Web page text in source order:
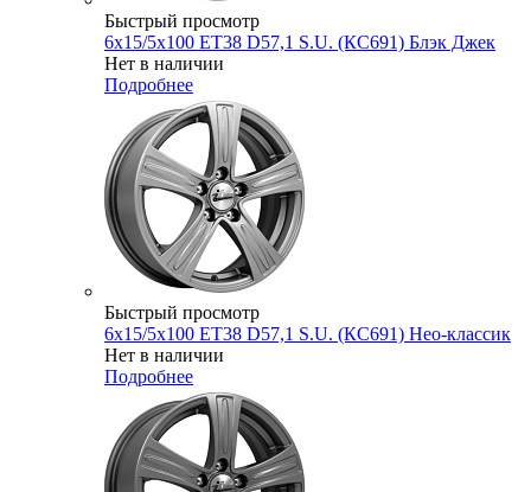
Быстрый просмотр
6x15/5x100 ET38 D57,1 S.U. (КС691) Блэк Джек
Нет в наличии
Подробнее
Быстрый просмотр
6x15/5x100 ET38 D57,1 S.U. (КС691) Нео-классик
Нет в наличии
Подробнее